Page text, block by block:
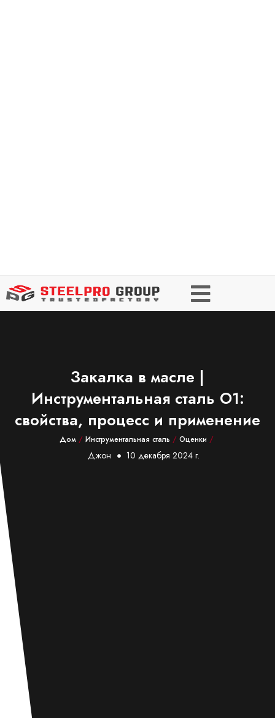
Закалка в масле |
Инструментальная сталь O1:
свойства, процесс и применение
Дом/ Инструментальная сталь / Оценки/
Джон 10 декабря 2024 г.